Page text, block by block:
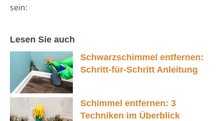
sein:
Lesen Sie auch
Schwarzschimmel entfernen:
Schritt-für-Schritt Anleitung
Schimmel entfernen: 3
Techniken im Überblick